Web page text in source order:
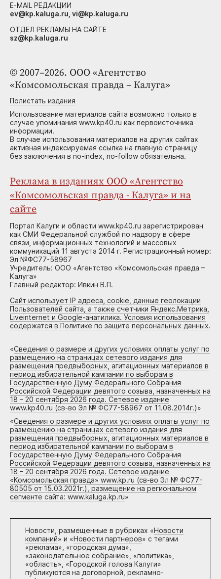
© 2007–2026. ООО «Агентство
«Комсомольская правда – Калуга»
Полистать издания
Использование материалов сайта возможно только в
случае упоминания www.kp40.ru как первоисточника
информации.
В случае использования материалов на других сайтах
активная индексируемая ссылка на главную страницу
без заключения в no-index, no-follow обязательна.
Реклама в изданиях ООО «Агентство
«Комсомольская правда - Калуга» и на
сайте
Портал Калуги и области www.kp40.ru зарегистрирован
как СМИ Федеральной службой по надзору в сфере
связи, информационных технологий и массовых
коммуникаций 11 августа 2014 г. Регистрационный номер:
Эл №ФС77-58967
Учредитель: ООО «Агентство «Комсомольская правда –
Калуга»
Главный редактор: Ивкин В.П.
Сайт использует IP адреса, cookie, данные геолокации
Пользователей сайта, а также счетчики Яндекс.Метрика,
Liveinternet и Google-анатилика. Условия использования
содержатся в Политике по защите персональных данных.
«Сведения о размере и других условиях оплаты услуг по
размещению на страницах сетевого издания для
размещения предвыборных, агитационных материалов в
период избирательной кампании по выборам в
Государственную Думу Федерального Собрания
Российской Федерации девятого созыва, назначенных на
18 – 20 сентября 2026 года. Сетевое издание
www.kp40.ru (св-во Эл № ФС77-58967 от 11.08.2014г.)»
«Сведения о размере и других условиях оплаты услуг по
размещению на страницах сетевого издания для
размещения предвыборных, агитационных материалов в
период избирательной кампании по выборам в
Государственную Думу Федерального Собрания
Российской Федерации девятого созыва, назначенных на
18 – 20 сентября 2026 года. Сетевое издание
«Комсомольская правда» www.kp.ru (св-во Эл № ФС77-
80505 от 15.03.2021г.), размещение на региональном
сегменте сайта: www.kaluga.kp.ru»
Новости, размещенные в рубриках «Новости
компаний» и «Новости партнеров» с тегами
«реклама», «городская дума»,
«законодательное собрание», «политика»,
«область», «Городской голова Калуги»
публикуются на договорной, рекламно-
E-MAIL РЕДАКЦИИ
ev@kp.kaluga.ru, vi@kp.kaluga.ru
ОТДЕЛ РЕКЛАМЫ НА САЙТЕ
sz@kp.kaluga.ru